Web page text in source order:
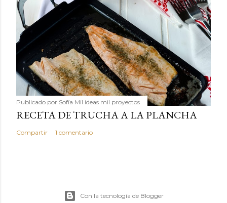
Publicado por Sofía Mil ideas mil proyectos
RECETA DE TRUCHA A LA PLANCHA
Compartir 1 comentario
Con la tecnología de Blogger